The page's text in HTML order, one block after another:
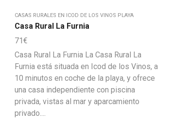
CASAS RURALES EN ICOD DE LOS VINOS PLAYA
Casa Rural La Furnia
71€
Casa Rural La Furnia La Casa Rural La
Furnia está situada en Icod de los Vinos, a
10 minutos en coche de la playa, y ofrece
una casa independiente con piscina
privada, vistas al mar y aparcamiento
privado....